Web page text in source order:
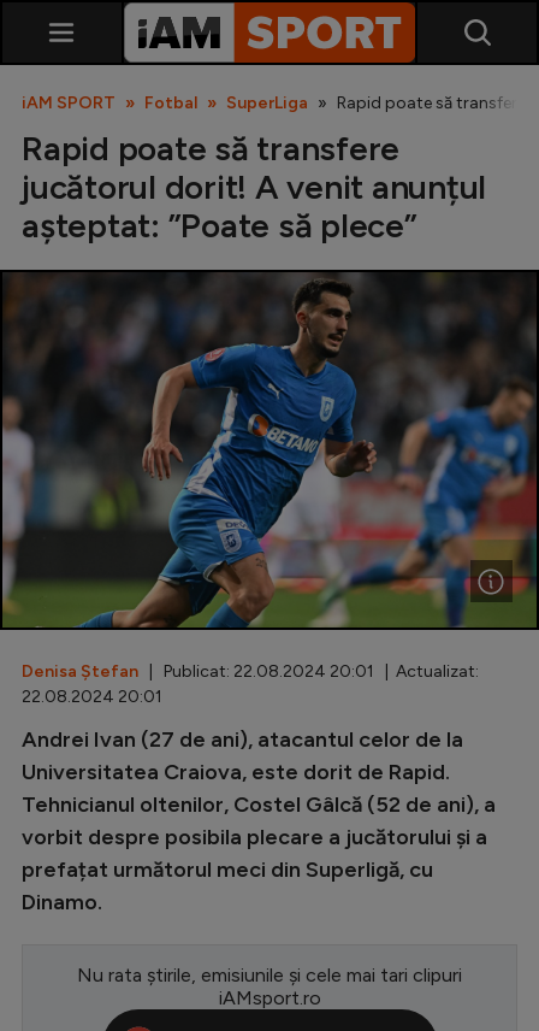
Liga 2
Cupa României
Echipa Națională
U21
Fotbal feminin
Special
Diverse
Inedit
Champions League
CM 2026
Premier League
iAM SPORT Fotbal SuperLiga Rapid poate să transfere
Rapid poate să transfere
jucătorul dorit! A venit anunțul
așteptat: ”Poate să plece”
Denisa Ștefan | Publicat: 22.08.2024 20:01 | Actualizat:
22.08.2024 20:01
Andrei Ivan (27 de ani), atacantul celor de la
Universitatea Craiova, este dorit de Rapid.
Tehnicianul oltenilor, Costel Gâlcă (52 de ani), a
vorbit despre posibila plecare a jucătorului și a
prefațat următorul meci din Superligă, cu
Dinamo.
Nu rata știrile, emisiunile și cele mai tari clipuri
iAMsport.ro